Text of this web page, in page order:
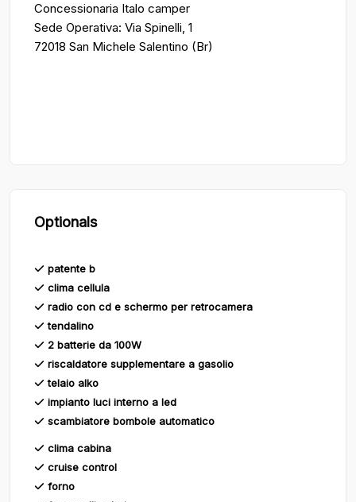
Concessionaria Italo camper
Sede Operativa: Via Spinelli, 1
72018 San Michele Salentino (Br)
Optionals
patente b
clima cellula
radio con cd e schermo per retrocamera
tendalino
2 batterie da 100W
riscaldatore supplementare a gasolio
telaio alko
impianto luci interno a led
scambiatore bombole automatico
clima cabina
cruise control
forno